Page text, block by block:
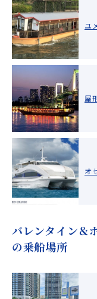
ユ
屋
オ
バレンタイン＆
の乗船場所